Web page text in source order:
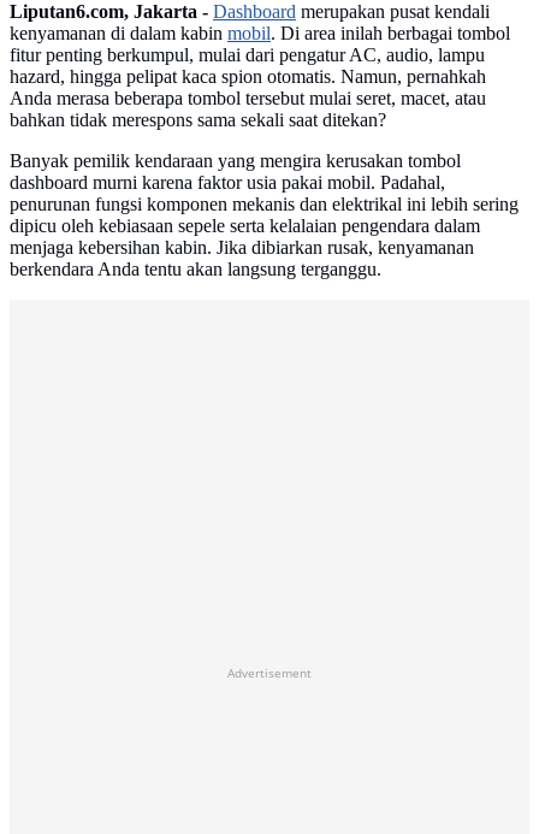
Liputan6.com, Jakarta - Dashboard merupakan pusat kendali
kenyamanan di dalam kabin mobil. Di area inilah berbagai tombol
fitur penting berkumpul, mulai dari pengatur AC, audio, lampu
hazard, hingga pelipat kaca spion otomatis. Namun, pernahkah
Anda merasa beberapa tombol tersebut mulai seret, macet, atau
bahkan tidak merespons sama sekali saat ditekan?
Banyak pemilik kendaraan yang mengira kerusakan tombol
dashboard murni karena faktor usia pakai mobil. Padahal,
penurunan fungsi komponen mekanis dan elektrikal ini lebih sering
dipicu oleh kebiasaan sepele serta kelalaian pengendara dalam
menjaga kebersihan kabin. Jika dibiarkan rusak, kenyamanan
berkendara Anda tentu akan langsung terganggu.
Advertisement